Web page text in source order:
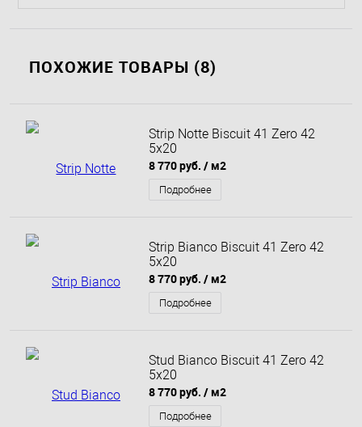
ПОХОЖИЕ ТОВАРЫ (8)
Strip Notte Biscuit 41 Zero 42
5x20
8 770 руб. / м2
Подробнее
Strip Bianco Biscuit 41 Zero 42
5x20
8 770 руб. / м2
Подробнее
Stud Bianco Biscuit 41 Zero 42
5x20
8 770 руб. / м2
Подробнее